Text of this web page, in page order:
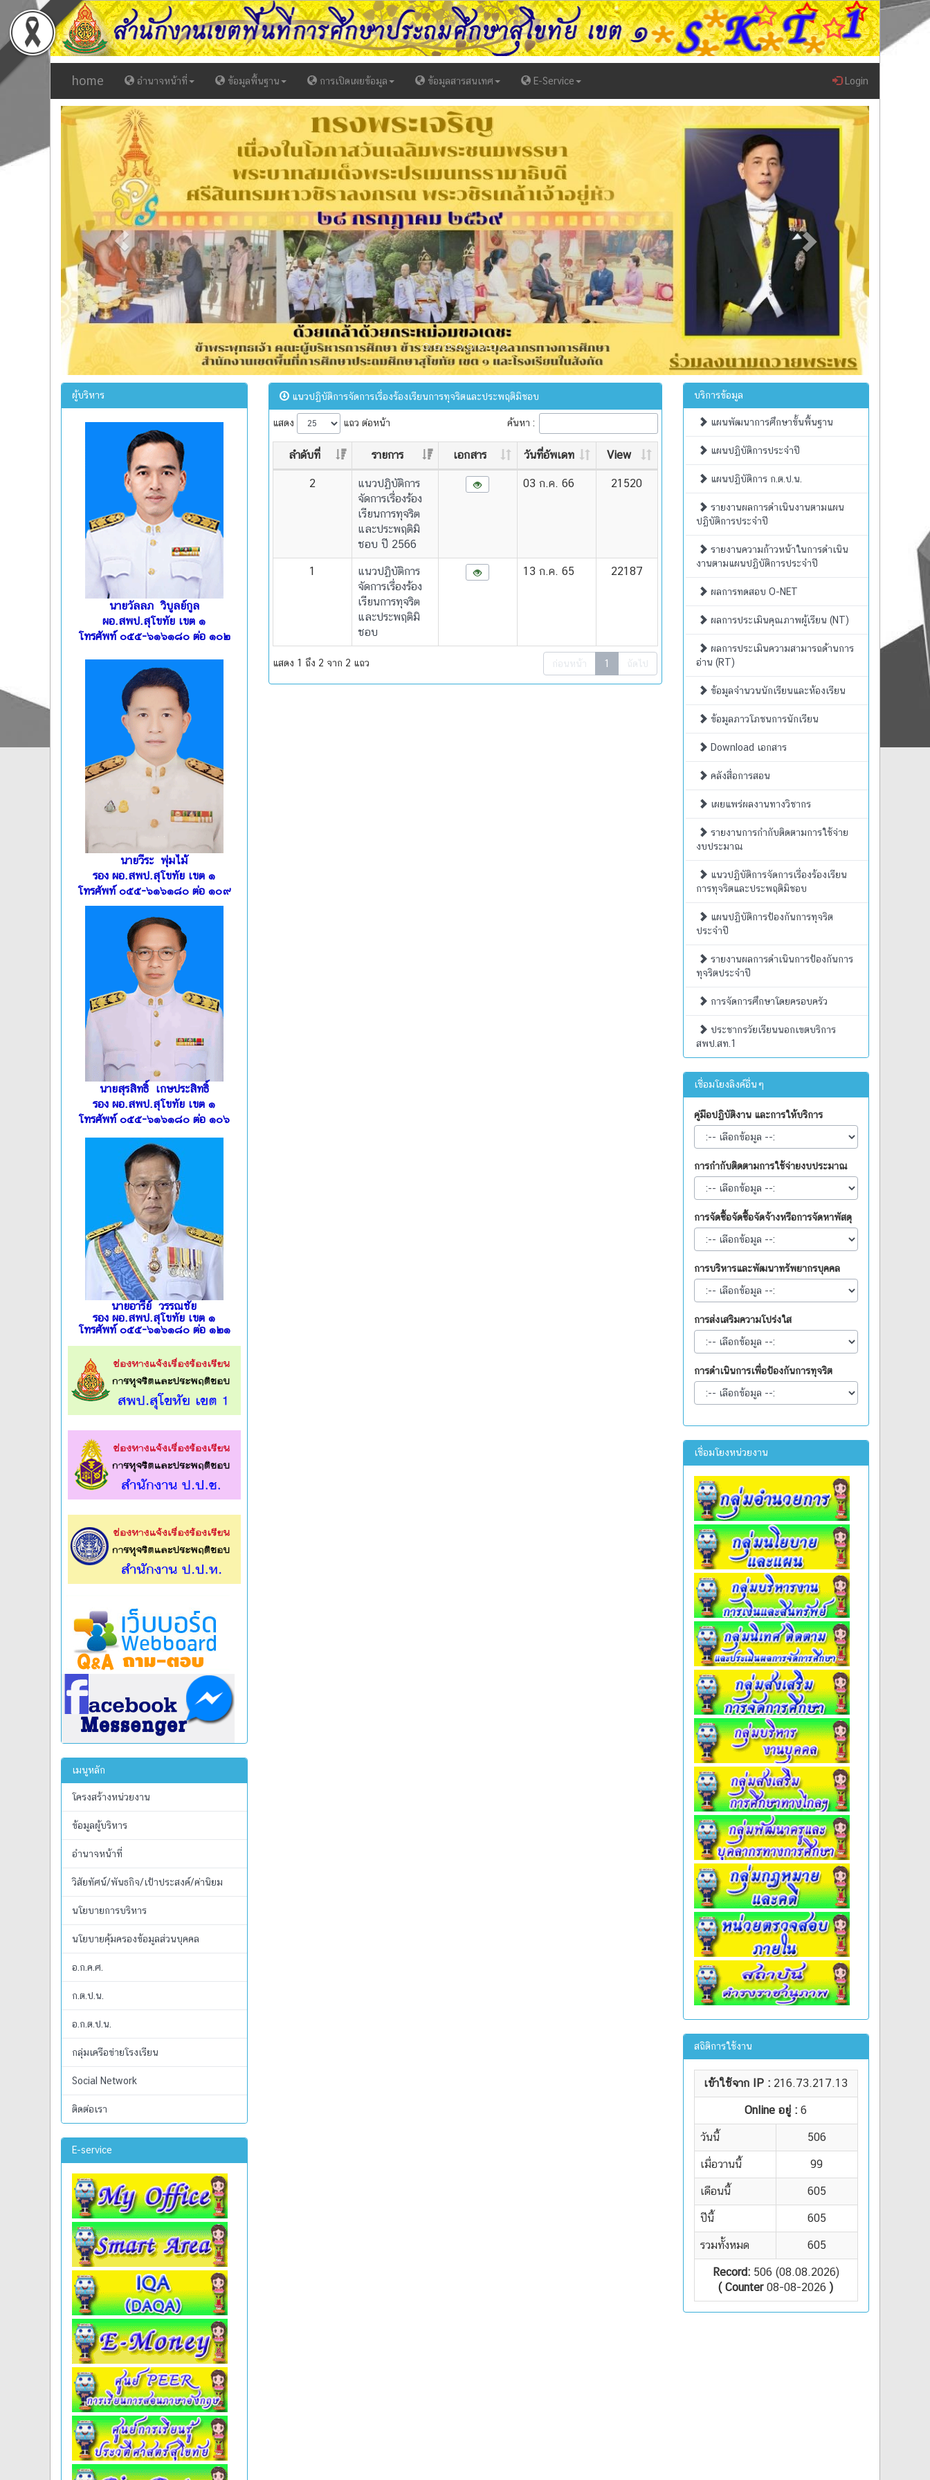
home อำนาจหน้าที่ ข้อมูลพื้นฐาน การเปิดเผยข้อมูล ข้อมูลสารสนเทศ E-Service Login
Previous Next
ผู้บริหาร
นายวัลลภ วิบูลย์กูล
ผอ.สพป.สุโขทัย เขต ๑
โทรศัพท์ ๐๕๕-๖๑๖๑๘๐ ต่อ ๑๐๒
นายวีระ พุ่มไม้
รอง ผอ.สพป.สุโขทัย เขต ๑
โทรศัพท์ ๐๕๕-๖๑๖๑๘๐ ต่อ ๑๐๙
นายสุรสิทธิ์ เกษประสิทธิ์
รอง ผอ.สพป.สุโขทัย เขต ๑
โทรศัพท์ ๐๕๕-๖๑๖๑๘๐ ต่อ ๑๐๖
นายอารีย์ วรรณชัย
รอง ผอ.สพป.สุโขทัย เขต ๑
โทรศัพท์ ๐๕๕-๖๑๖๑๘๐ ต่อ ๑๒๑
เมนูหลัก
โครงสร้างหน่วยงาน
ข้อมูลผู้บริหาร
อำนาจหน้าที่
วิสัยทัศน์/พันธกิจ/เป้าประสงค์/ค่านิยม
นโยบายการบริหาร
นโยบายคุ้มครองข้อมูลส่วนบุคคล
อ.ก.ค.ศ.
ก.ต.ป.น.
อ.ก.ต.ป.น.
กลุ่มเครือข่ายโรงเรียน
Social Network
ติดต่อเรา
E-service
แนวปฏิบัติการจัดการเรื่องร้องเรียนการทุจริตและประพฤติมิชอบ
แสดง แถว ต่อหน้า ค้นหา :
ลำดับที่ รายการ เอกสาร วันที่อัพเดท View
2
แนวปฏิบัติการ
จัดการเรื่องร้อง
เรียนการทุจริต
และประพฤติมิ
ชอบ ปี 2566
03 ก.ค. 66 21520
1
แนวปฏิบัติการ
จัดการเรื่องร้อง
เรียนการทุจริต
และประพฤติมิ
ชอบ
13 ก.ค. 65 22187
แสดง 1 ถึง 2 จาก 2 แถว ก่อนหน้า 1 ถัดไป
บริการข้อมูล
แผนพัฒนาการศึกษาขั้นพื้นฐาน
แผนปฏิบัติการประจำปี
แผนปฏิบัติการ ก.ต.ป.น.
รายงานผลการดำเนินงานตามแผน
ปฏิบัติการประจำปี
รายงานความก้าวหน้าในการดำเนิน
งานตามแผนปฏิบัติการประจำปี
ผลการทดสอบ O-NET
ผลการประเมินคุณภาพผู้เรียน (NT)
ผลการประเมินความสามารถด้านการ
อ่าน (RT)
ข้อมูลจำนวนนักเรียนและห้องเรียน
ข้อมูลภาวโภชนการนักเรียน
Download เอกสาร
คลังสื่อการสอน
เผยแพร่ผลงานทางวิชากร
รายงานการกำกับติดตามการใช้จ่าย
งบประมาณ
แนวปฏิบัติการจัดการเรื่องร้องเรียน
การทุจริตและประพฤติมิชอบ
แผนปฏิบัติการป้องกันการทุจริต
ประจำปี
รายงานผลการดำเนินการป้องกันการ
ทุจริตประจำปี
การจัดการศึกษาโดยครอบครัว
ประชากรวัยเรียนนอกเขตบริการ
สพป.สท.1
เชื่อมโยงลิงค์อื่นๆ
คู่มือปฏิบัติงาน และการให้บริการ
การกำกับติดตามการใช้จ่ายงบประมาณ
การจัดซื้อจัดซื้อจัดจ้างหรือการจัดหาพัสดุ
การบริหารและพัฒนาทรัพยากรบุคคล
การส่งเสริมความโปร่งใส
การดำเนินการเพื่อป้องกันการทุจริต
เชื่อมโยงหน่วยงาน
สถิติการใช้งาน
เข้าใช้จาก IP : 216.73.217.13
Online อยู่ :6
วันนี้ 506
เมื่อวานนี้ 99
เดือนนี้ 605
ปีนี้ 605
รวมทั้งหมด 605
Record:506 (08.08.2026)
( Counter08-08-2026 )